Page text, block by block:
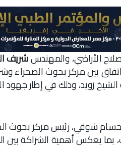
الأراضي، والمهندسشريف
بين مركز بحوث الصحراء
زويد، وذلك في إطار جهود
شوقي، رئيس مركز بحوث
يعكس أهمية الشراكة بين